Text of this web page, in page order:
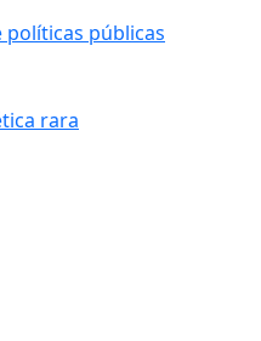
políticas públicas
rara